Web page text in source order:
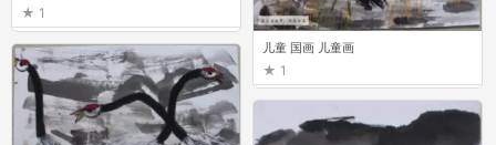
1
儿童 国画 儿童画
1